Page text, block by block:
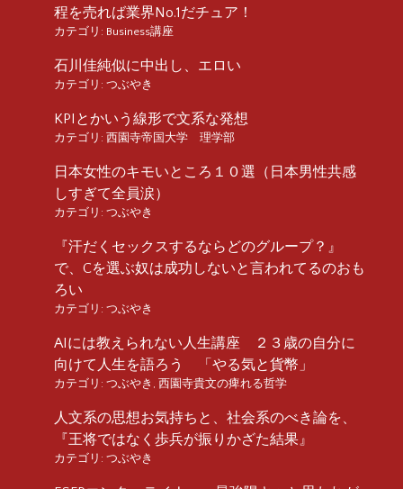
程を売れば業界No.1だチュア！
カテゴリ: Business講座
石川佳純似に中出し、エロい
カテゴリ: つぶやき
KPIとかいう線形で文系な発想
カテゴリ: 西園寺帝国大学 理学部
日本女性のキモいところ１０選（日本男性共感
しすぎて全員涙）
カテゴリ: つぶやき
『汗だくセックスするならどのグループ？』
で、Cを選ぶ奴は成功しないと言われてるのおも
ろい
カテゴリ: つぶやき
AIには教えられない人生講座 ２３歳の自分に
向けて人生を語ろう 「やる気と貨幣」
カテゴリ: つぶやき , 西園寺貴文の痺れる哲学
人文系の思想お気持ちと、社会系のべき論を、
『王将ではなく歩兵が振りかざた結果』
カテゴリ: つぶやき